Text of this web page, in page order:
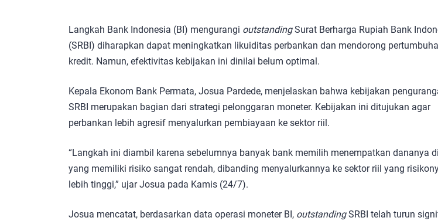
Langkah Bank Indonesia (BI) mengurangi outstandingSurat Berharga Rupiah Bank
(SRBI) diharapkan dapat meningkatkan likuiditas perbankan dan mendorong
kredit. Namun, efektivitas kebijakan ini dinilai belum optimal.
Kepala Ekonom Bank Permata, Josua Pardede, menjelaskan bahwa kebijakan
SRBI merupakan bagian dari strategi pelonggaran moneter. Kebijakan ini ditujukan agar
perbankan lebih agresif menyalurkan pembiayaan ke sektor riil.
“Langkah ini diambil karena sebelumnya banyak bank memilih menempatkan dananya
yang memiliki risiko sangat rendah, dibanding menyalurkannya ke sektor riil yang
lebih tinggi,” ujar Josua pada Kamis (24/7).
Josua mencatat, berdasarkan data operasi moneter BI, outstandingSRBI telah turun